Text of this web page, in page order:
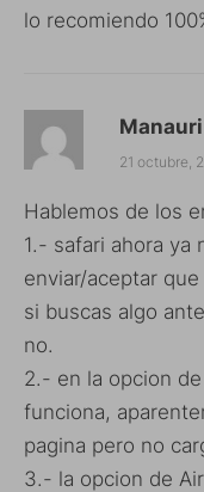
lo recomiendo
Manauri
21 octubre,
Hablemos de los
1.- safari ahora ya
enviar/aceptar
si buscas algo
no.
2.- en la opcion
funciona,
pagina pero no
3.- la opcion de